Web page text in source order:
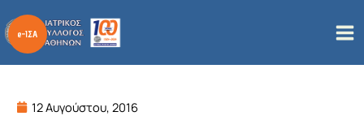
στο
περιεχόμενο
12 Αυγούστου, 2016